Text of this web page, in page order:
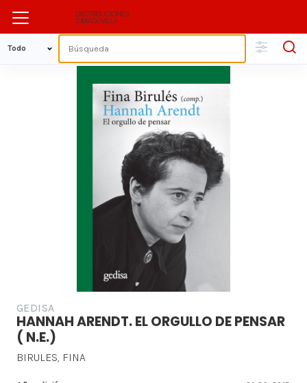
GEDISA
HANNAH ARENDT. EL ORGULLO DE PENSAR
( N.E.)
BIRULES, FINA